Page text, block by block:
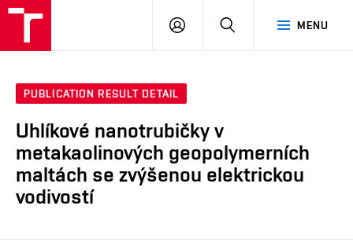
MENU
LOG
SEARCH
PUBLICATION RESULT DETAIL
Uhlíkové nanotrubičky v
metakaolinových geopolymerních
maltách se zvýšenou elektrickou
vodivostí